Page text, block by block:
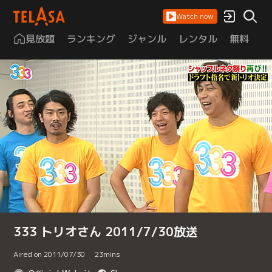
Watch now
見放題 ランキング ジャンル レンタル 無料
333 トリオさん 2011/7/30放送
Aired on 2011/07/30 23mins